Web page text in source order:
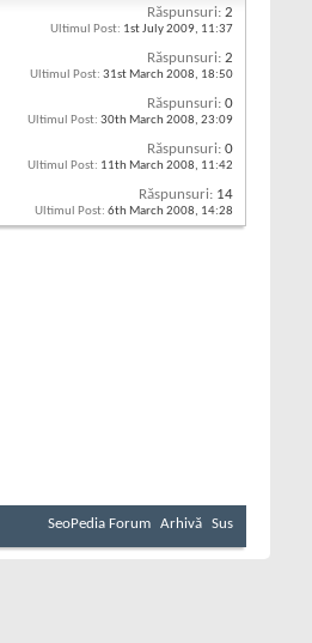
Răspunsuri: 2
Ultimul Post: 1st July 2009, 11:37
Răspunsuri: 2
Ultimul Post: 31st March 2008, 18:50
Răspunsuri: 0
Ultimul Post: 30th March 2008, 23:09
Răspunsuri: 0
Ultimul Post: 11th March 2008, 11:42
Răspunsuri: 14
Ultimul Post: 6th March 2008, 14:28
SeoPedia Forum Arhivă Sus